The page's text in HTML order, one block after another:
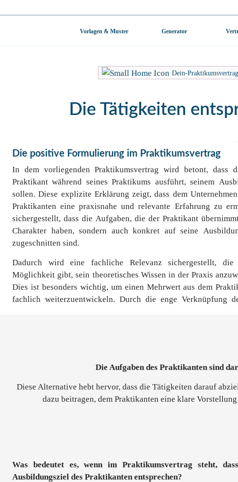
Vorlagen & Muster Generator
Dein-
Die Tätigkeiten
Die positive Formulierung im Praktikumsvertrag
In dem vorliegenden Praktikumsvertrag wird betont, dass
Praktikant während seines Praktikums ausführt, seinem
sollen. Diese explizite Erklärung zeigt, dass dem
Praktikanten eine praxisnahe und relevante Erfahrung zu
sichergestellt, dass die Aufgaben, die der Praktikant
Charakter haben, sondern auch konkret auf seine
zugeschnitten sind.
Dadurch wird eine fachliche Relevanz sichergestellt, die
Möglichkeit gibt, sein theoretisches Wissen in der Praxis
Dies ist besonders wichtig, um einen Mehrwert aus dem
fachlich weiterzuentwickeln. Durch die enge Verknüpfung
Die Aufgaben des Praktikanten sind
Diese Alternative hebt hervor, dass die Tätigkeiten darauf
dazu beitragen, dem Praktikanten eine klare
Was bedeutet es, wenn im Praktikumsvertrag steht,
Ausbildungsziel des Praktikanten entsprechen?